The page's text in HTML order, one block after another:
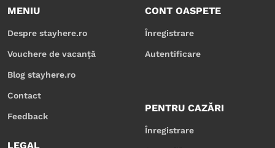
MENIU
Despre stayhere.ro
Vouchere de vacanță
Blog stayhere.ro
Contact
Feedback
LEGAL
CONT OASPETE
Înregistrare
Autentificare
PENTRU CAZĂRI
Înregistrare